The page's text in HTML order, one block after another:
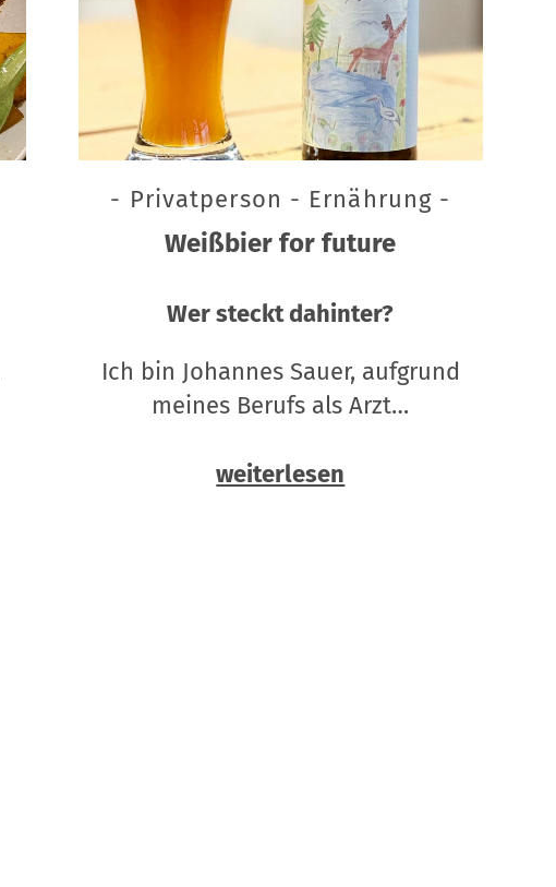
- Privatperson - Ernährung -
Weißbier for future
Wer steckt dahinter?
Ich bin Johannes Sauer, aufgrund
meines Berufs als Arzt…
weiterlesen